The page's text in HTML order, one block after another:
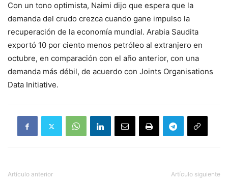
Con un tono optimista, Naimi dijo que espera que la
demanda del crudo crezca cuando gane impulso la
recuperación de la economía mundial. Arabia Saudita
exportó 10 por ciento menos petróleo al extranjero en
octubre, en comparación con el año anterior, con una
demanda más débil, de acuerdo con Joints Organisations
Data Initiative.
Artículo anterior Artículo siguiente